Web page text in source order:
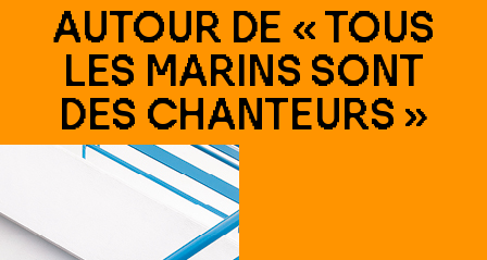
AUTOUR DE « TOUS
LES MARINS SONT
DES CHANTEURS »